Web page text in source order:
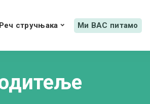
Реч стручњака Ми ВАС питамо